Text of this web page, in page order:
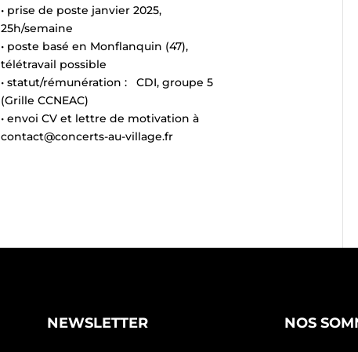
• prise de poste janvier 2025,
25h/semaine
• poste basé en Monflanquin (47),
télétravail possible
• statut/rémunération : CDI, groupe 5
(Grille CCNEAC)
• envoi CV et lettre de motivation à
contact@concerts-au-village.fr
NEWSLETTER NOS